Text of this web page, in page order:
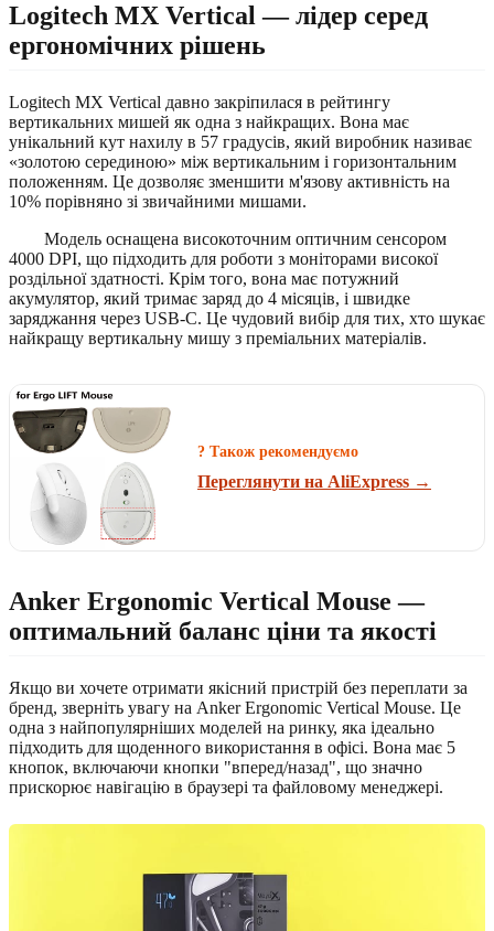
Logitech MX Vertical — лідер серед
ергономічних рішень
Logitech MX Vertical давно закріпилася в рейтингу
вертикальних мишей як одна з найкращих. Вона має
унікальний кут нахилу в 57 градусів, який виробник називає
«золотою серединою» між вертикальним і горизонтальним
положенням. Це дозволяє зменшити м'язову активність на
10% порівняно зі звичайними мишами.
Модель оснащена високоточним оптичним сенсором
4000 DPI, що підходить для роботи з моніторами високої
роздільної здатності. Крім того, вона має потужний
акумулятор, який тримає заряд до 4 місяців, і швидке
заряджання через USB-C. Це чудовий вибір для тих, хто шукає
найкращу вертикальну мишу з преміальних матеріалів.
? Також рекомендуємо
Переглянути на AliExpress →
Anker Ergonomic Vertical Mouse —
оптимальний баланс ціни та якості
Якщо ви хочете отримати якісний пристрій без переплати за
бренд, зверніть увагу на Anker Ergonomic Vertical Mouse. Це
одна з найпопулярніших моделей на ринку, яка ідеально
підходить для щоденного використання в офісі. Вона має 5
кнопок, включаючи кнопки "вперед/назад", що значно
прискорює навігацію в браузері та файловому менеджері.